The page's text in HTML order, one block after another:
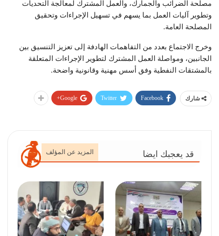
مصلحة الضرائب والجمارك، والعمل المشترك لمعالجة التحديات
وتطوير آليات العمل بما يسهم في تسهيل الإجراءات وتحقيق
المصلحة العامة.
وخرج الاجتماع بعدد من التفاهمات الهادفة إلى تعزيز التنسيق بين
الجانبين، ومواصلة العمل المشترك لتطوير الإجراءات المتعلقة
بالمشتقات النفطية وفق أسس مهنية وقانونية واضحة.
شارك Facebook
Twitter
Google+
قد يعجبك ايضا المزيد عن المؤلف